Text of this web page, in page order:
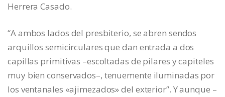
Herrera Casado.
“A ambos lados del presbiterio, se abren sendos
arquillos semicirculares que dan entrada a dos
capillas primitivas –escoltadas de pilares y capiteles
muy bien conservados–, tenuemente iluminadas por
los ventanales «ajimezados» del exterior”. Y aunque –